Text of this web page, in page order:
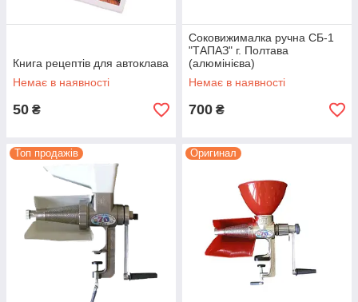
Книга рецептів для автоклава
Немає в наявності
50 ₴
Соковижималка ручна СБ-1
"ТАПАЗ" г. Полтава
(алюмінієва)
Немає в наявності
700 ₴
Топ продажів Оригинал